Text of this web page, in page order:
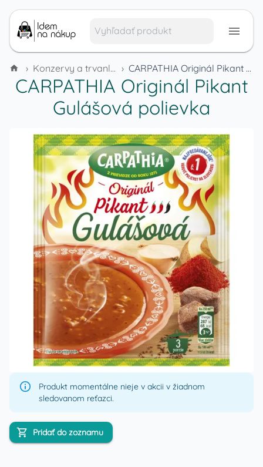
› Konzervy a trvanlivé potraviny › CARPATHIA Originál Pikant Gulášová polievka
CARPATHIA Originál Pikant
Gulášová polievka
Produkt momentálne nieje v akcii v žiadnom
sledovanom reťazci.
Pridať do zoznamu